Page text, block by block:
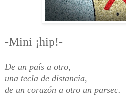
-Mini ¡hip!-
De un país a otro,
una tecla de distancia,
de un corazón a otro un parsec.